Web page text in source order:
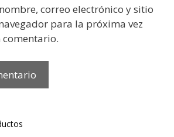
correo electrónico y sitio
para la próxima vez